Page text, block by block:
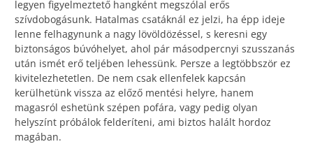
legyen figyelmeztető hangként megszólal erős
szívdobogásunk. Hatalmas csatáknál ez jelzi, ha épp ideje
lenne felhagynunk a nagy lövöldözéssel, s keresni egy
biztonságos búvóhelyet, ahol pár másodpercnyi szusszanás
után ismét erő teljében lehessünk. Persze a legtöbbször ez
kivitelezhetetlen. De nem csak ellenfelek kapcsán
kerülhetünk vissza az előző mentési helyre, hanem
magasról eshetünk szépen pofára, vagy pedig olyan
helyszínt próbálok felderíteni, ami biztos halált hordoz
magában.